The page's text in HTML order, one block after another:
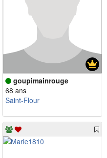
goupimainrouge
68 ans
Saint-Flour